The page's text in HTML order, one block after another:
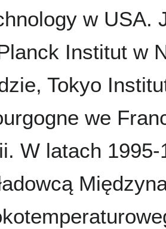
w USA.
Institut w
Tokyo
we
W latach 1995-